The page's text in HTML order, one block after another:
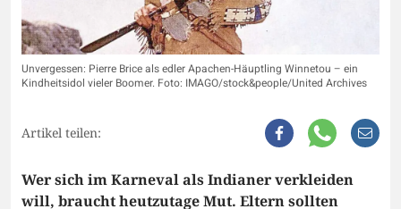
Unvergessen: Pierre Brice als edler Apachen-Häuptling Winnetou – ein
Kindheitsidol vieler Boomer. Foto: IMAGO/stock&people/United Archives
Artikel teilen:
Wer sich im Karneval als Indianer verkleiden
will, braucht heutzutage Mut. Eltern sollten